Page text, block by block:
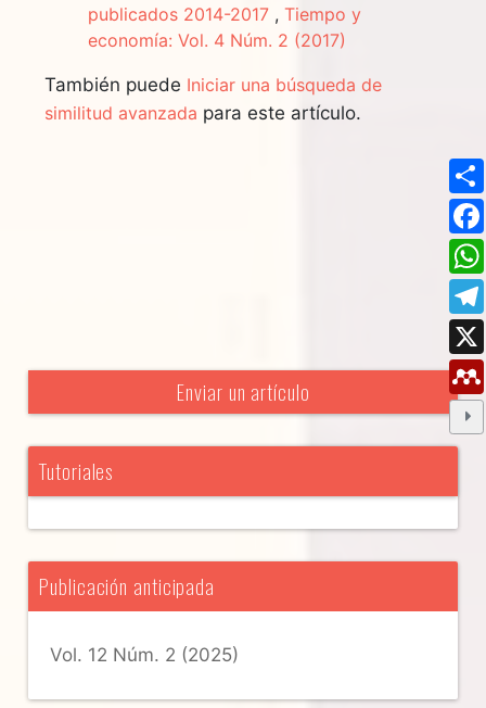
publicados 2014-2017 ,Tiempo y
economía: Vol. 4 Núm. 2 (2017)
También puede Iniciar una búsqueda de
similitud avanzada para este artículo.
Enviar un artículo
Tutoriales
Publicación anticipada
Vol. 12 Núm. 2 (2025)